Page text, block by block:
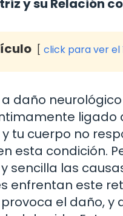
y su Relación
click para ver el
daño
ligado
tu cuerpo no
esta condición.
sencilla las
enfrentan este
el daño,